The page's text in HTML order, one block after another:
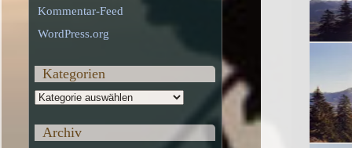
Kommentar-Feed
WordPress.org
Kategorien
Kategorien
Archiv